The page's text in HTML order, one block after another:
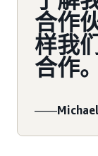
合作
样我
合作
——